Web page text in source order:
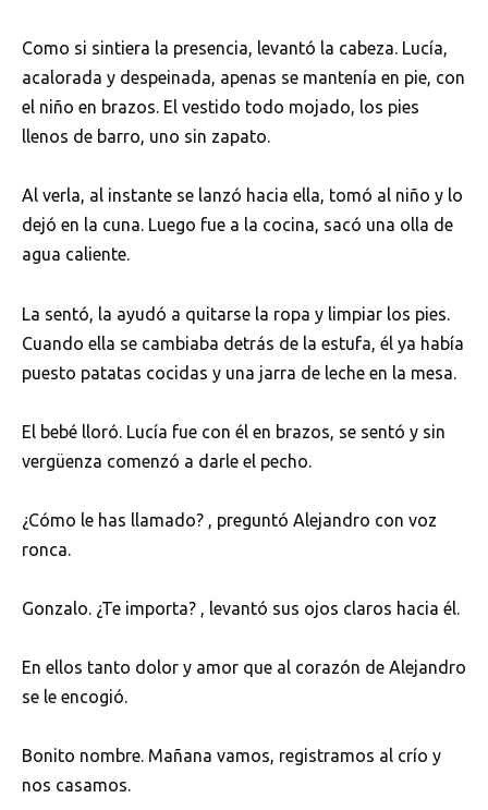
Como si sintiera la presencia, levantó la cabeza. Lucía,
acalorada y despeinada, apenas se mantenía en pie, con
el niño en brazos. El vestido todo mojado, los pies
llenos de barro, uno sin zapato.
Al verla, al instante se lanzó hacia ella, tomó al niño y lo
dejó en la cuna. Luego fue a la cocina, sacó una olla de
agua caliente.
La sentó, la ayudó a quitarse la ropa y limpiar los pies.
Cuando ella se cambiaba detrás de la estufa, él ya había
puesto patatas cocidas y una jarra de leche en la mesa.
El bebé lloró. Lucía fue con él en brazos, se sentó y sin
vergüenza comenzó a darle el pecho.
¿Cómo le has llamado? , preguntó Alejandro con voz
ronca.
Gonzalo. ¿Te importa? , levantó sus ojos claros hacia él.
En ellos tanto dolor y amor que al corazón de Alejandro
se le encogió.
Bonito nombre. Mañana vamos, registramos al crío y
nos casamos.